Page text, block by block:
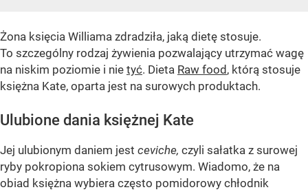
Żona księcia Williama zdradziła, jaką dietę stosuje.
To szczególny rodzaj żywienia pozwalający utrzymać wagę
na niskim poziomie i nie tyć. Dieta Raw food , którą stosuje
księżna Kate, oparta jest na surowych produktach.
Ulubione dania księżnej Kate
Jej ulubionym daniem jest ceviche, czyli sałatka z surowej
ryby pokropiona sokiem cytrusowym. Wiadomo, że na
obiad księżna wybiera często pomidorowy chłodnik